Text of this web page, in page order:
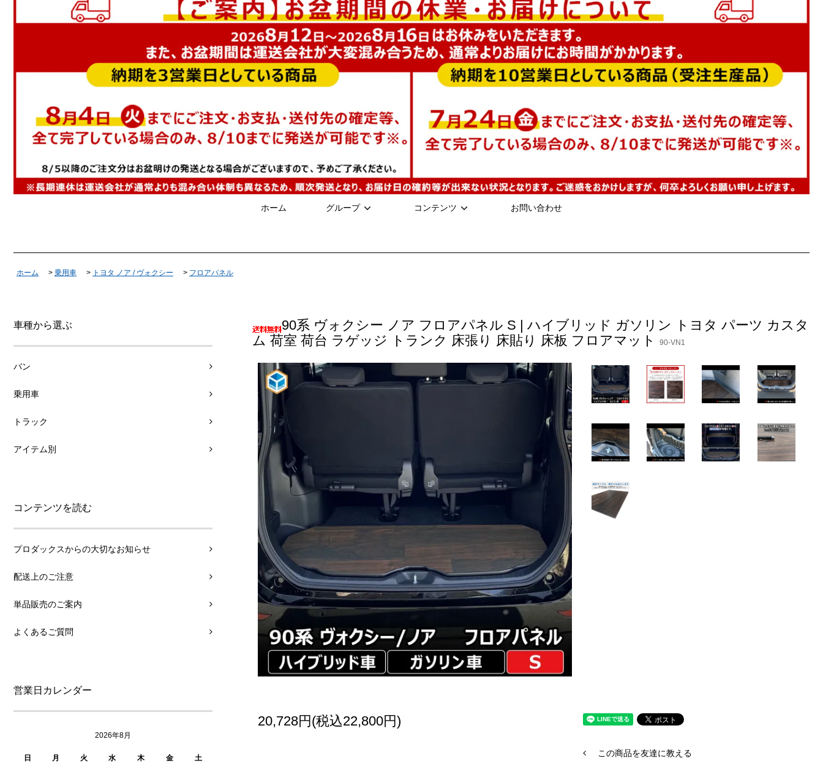
ホーム グループ コンテンツ お問い合わせ
ホーム > 乗用車 > トヨタ ノア / ヴォクシー > フロアパネル
車種から選ぶ
バン
乗用車
トラック
アイテム別
コンテンツを読む
プロダックスからの大切なお知らせ
配送上のご注意
単品販売のご案内
よくあるご質問
営業日カレンダー
2026年8月
日 月 火 水 木 金 土
90系 ヴォクシー ノア フロアパネル S | ハイブリッド ガソリン トヨタ パーツ カスタ
ム 荷室 荷台 ラゲッジ トランク 床張り 床貼り 床板 フロアマット
90-VN1
20,728円(税込22,800円)
この商品を友達に教える